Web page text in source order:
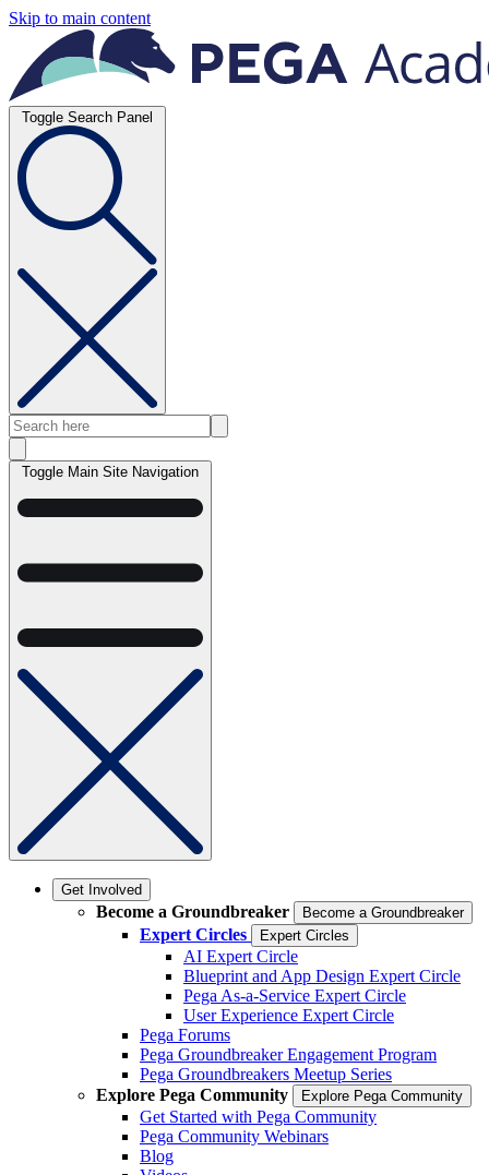
Skip to main content
Toggle Search Panel
Toggle Main Site Navigation
Get Involved
Become a Groundbreaker Become a Groundbreaker
Expert Circles Expert Circles
AI Expert Circle
Blueprint and App Design Expert Circle
Pega As-a-Service Expert Circle
User Experience Expert Circle
Pega Forums
Pega Groundbreaker Engagement Program
Pega Groundbreakers Meetup Series
Explore Pega Community
Explore Pega Community
Get Started with Pega Community
Pega Community Webinars
Blog